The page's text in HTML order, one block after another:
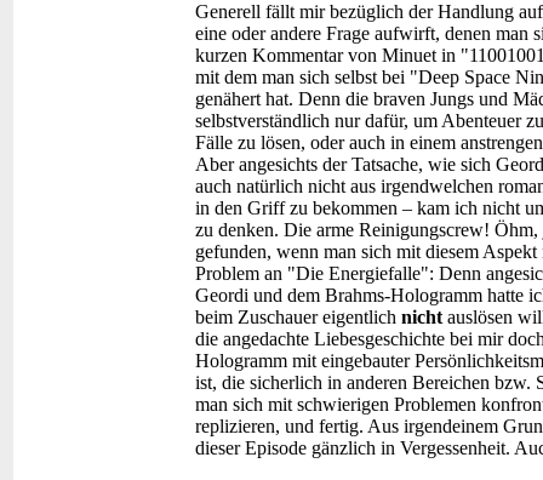
Generell fällt mir bezüglich der Handlung
eine oder andere Frage aufwirft, denen
kurzen Kommentar von Minuet in
mit dem man sich selbst bei "Deep Space
genähert hat. Denn die braven Jungs und
selbstverständlich nur dafür, um Abenteuer
Fälle zu lösen, oder auch in einem
Aber angesichts der Tatsache, wie sich
auch natürlich nicht aus irgendwelchen
in den Griff zu bekommen – kam ich nicht
zu denken. Die arme Reinigungscrew!
gefunden, wenn man sich mit diesem Aspekt
Problem an "Die Energiefalle": Denn
Geordi und dem Brahms-Hologramm hatte
beim Zuschauer eigentlich nicht auslösen
die angedachte Liebesgeschichte bei mir
Hologramm mit eingebauter
ist, die sicherlich in anderen Bereichen bzw.
man sich mit schwierigen Problemen
replizieren, und fertig. Aus irgendeinem
dieser Episode gänzlich in Vergessenheit.